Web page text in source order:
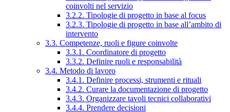
coinvolti nel servizio
3.2.2. Tipologie di progetto in base al focus
3.2.3. Tipologie di progetto in base all’ambito di
intervento
3.3. Competenze, ruoli e figure coinvolte
3.3.1. Coordinatore di progetto
3.3.2. Definire ruoli e responsabilità
3.4. Metodo di lavoro
3.4.1. Definire processi, strumenti e rituali
3.4.2. Curare la documentazione di progetto
3.4.3. Organizzare tavoli tecnici collaborativi
3.4.4. Prendere decisioni